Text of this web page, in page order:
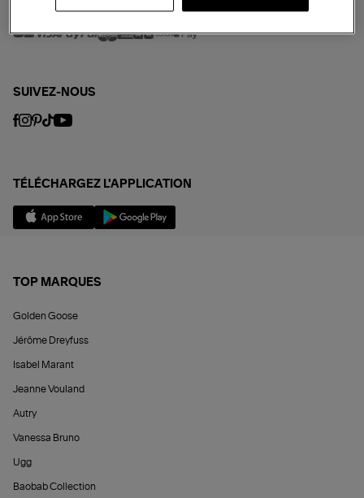
MODE DE PAIEMENT
SUIVEZ-NOUS
TÉLÉCHARGEZ L'APPLICATION
TOP MARQUES
Golden Goose
Jérôme Dreyfuss
Isabel Marant
Jeanne Vouland
Autry
Vanessa Bruno
Ugg
Baobab Collection